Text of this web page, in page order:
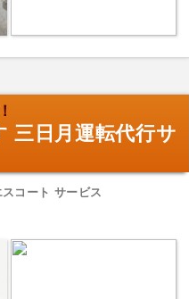
三日月運転代行サ
コート サービス